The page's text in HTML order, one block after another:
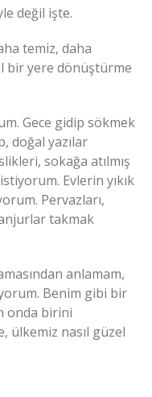
değil işte.
temiz, daha
bir yere dönüştürme
Gece gidip sökmek
doğal yazılar
sokağa atılmış
Evlerin yıkık
Pervazları,
takmak
anlamam,
Benim gibi bir
onda birini
ülkemiz nasıl güzel